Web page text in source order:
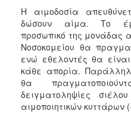
Η αιμοδοσία
δώσουν αίμα. Το
προσωπικό της μονάδας
Νοσοκομείου θα
ενώ εθελοντές θα
κάθε απορία.
θα
δειγματοληψίες
αιμοποιητικών